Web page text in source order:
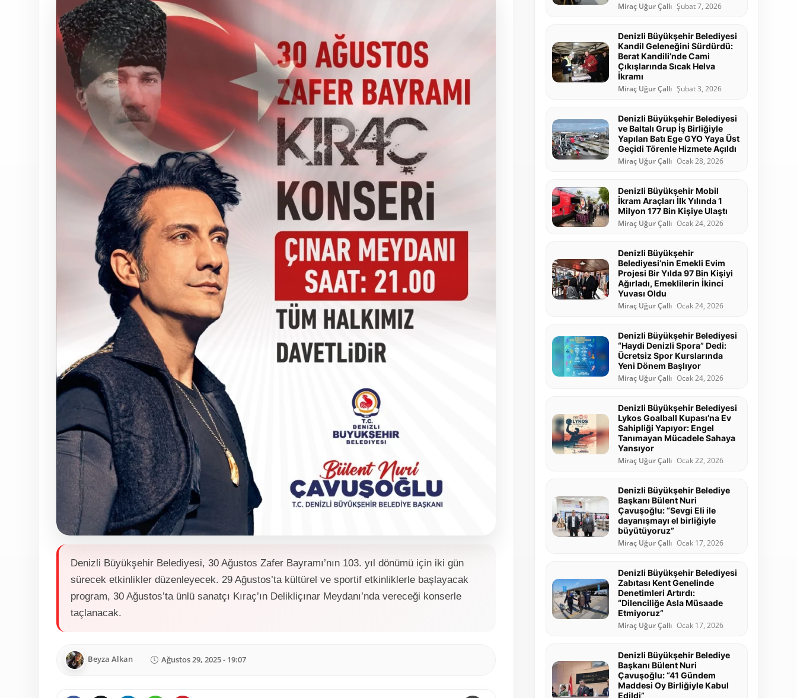
Denizli Büyükşehir Belediyesi, 30 Ağustos Zafer Bayramı’nın 103. yıl dönümü için iki gün
sürecek etkinlikler düzenleyecek. 29 Ağustos’ta kültürel ve sportif etkinliklerle başlayacak
program, 30 Ağustos’ta ünlü sanatçı Kıraç’ın Delikliçınar Meydanı’nda vereceği konserle
taçlanacak.
Beyza Alkan Ağustos 29, 2025 - 19:07
Miraç Uğur Çallı Şubat 7, 2026
Denizli Büyükşehir Belediyesi
Kandil Geleneğini Sürdürdü:
Berat Kandili’nde Cami
Çıkışlarında Sıcak Helva
İkramı
Miraç Uğur Çallı Şubat 3, 2026
Denizli Büyükşehir Belediyesi
ve Baltalı Grup İş Birliğiyle
Yapılan Batı Ege GYO Yaya Üst
Geçidi Törenle Hizmete Açıldı
Miraç Uğur Çallı Ocak 28, 2026
Denizli Büyükşehir Mobil
İkram Araçları İlk Yılında 1
Milyon 177 Bin Kişiye Ulaştı
Miraç Uğur Çallı Ocak 24, 2026
Denizli Büyükşehir
Belediyesi’nin Emekli Evim
Projesi Bir Yılda 97 Bin Kişiyi
Ağırladı, Emeklilerin İkinci
Yuvası Oldu
Miraç Uğur Çallı Ocak 24, 2026
Denizli Büyükşehir Belediyesi
“Haydi Denizli Spora” Dedi:
Ücretsiz Spor Kurslarında
Yeni Dönem Başlıyor
Miraç Uğur Çallı Ocak 24, 2026
Denizli Büyükşehir Belediyesi
Lykos Goalball Kupası’na Ev
Sahipliği Yapıyor: Engel
Tanımayan Mücadele Sahaya
Yansıyor
Miraç Uğur Çallı Ocak 22, 2026
Denizli Büyükşehir Belediye
Başkanı Bülent Nuri
Çavuşoğlu: “Sevgi Eli ile
dayanışmayı el birliğiyle
büyütüyoruz”
Miraç Uğur Çallı Ocak 17, 2026
Denizli Büyükşehir Belediyesi
Zabıtası Kent Genelinde
Denetimleri Artırdı:
“Dilenciliğe Asla Müsaade
Etmiyoruz”
Miraç Uğur Çallı Ocak 17, 2026
Denizli Büyükşehir Belediye
Başkanı Bülent Nuri
Çavuşoğlu: “41 Gündem
Maddesi Oy Birliğiyle Kabul
Edildi”